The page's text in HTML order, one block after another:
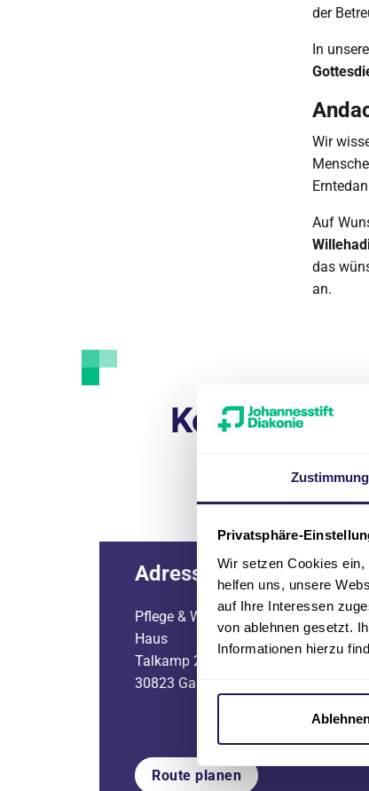
Zustimmung
Privatsphäre-
Wir setzen Cookies
helfen uns, unsere
auf Ihre Interessen
von ablehnen gesetzt.
Informationen hierzu
der
In
Wir
Auf
das
an.
Kontakt
Adresse
Pflege & Wohnen Wilhelm Maxen
Haus
Talkamp 21
30823 Garbsen
Route planen